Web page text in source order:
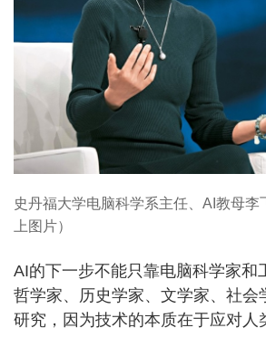
史丹福大学电脑科学系主任、AI教母李
上图片）
AI的下一步不能只靠电脑科学家和
哲学家、历史学家、文学家、社会
研究，因为技术的本质在于应对人